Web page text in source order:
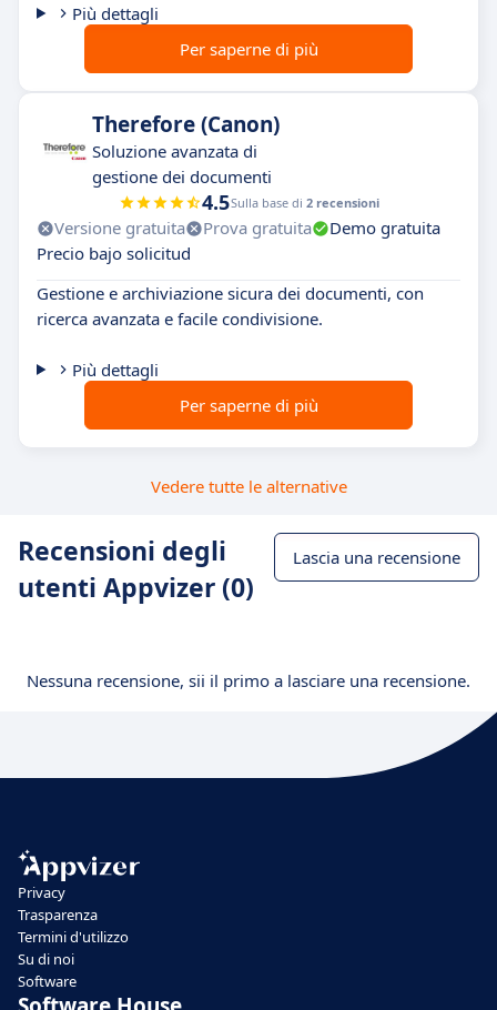
Più dettagli
Per saperne di più
Therefore (Canon)
Soluzione avanzata di
gestione dei documenti
4.5Sulla base di 2 recensioni
Versione gratuita Prova gratuita
Demo gratuita
Precio bajo solicitud
Gestione e archiviazione sicura dei documenti, con
ricerca avanzata e facile condivisione.
Più dettagli
Per saperne di più
Vedere tutte le alternative
Recensioni degli
utenti Appvizer (0)
Lascia una recensione
Nessuna recensione, sii il primo a lasciare una recensione.
Privacy
Trasparenza
Termini d'utilizzo
Su di noi
Software